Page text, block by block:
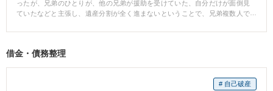
ったが、兄弟のひとりが、他の兄弟が援助を受けていた、自分だけが面倒見
ていたなどと主張し、遺産分割が全く進まないということで、兄弟複数人で
に相続財産を分けたい（法定相続分通りに分割したい）と希望していた事案
し審判の申し立てを進めていたところ相手方に代理人弁護士が就きました。
にも個人で対応するのは辛い面があります。 早期に解決するためにも相続で
借金・債務整理
# 自己破産